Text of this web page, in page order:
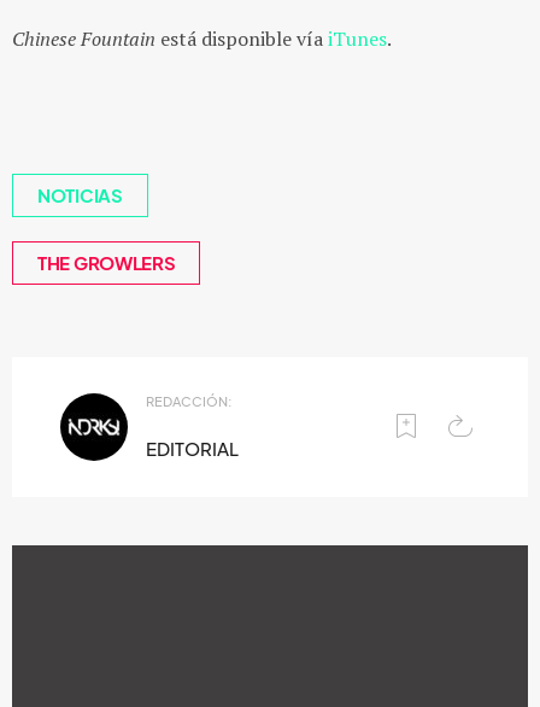
Chinese Fountain está disponible víaiTunes.
NOTICIAS
THE GROWLERS
REDACCIÓN:
EDITORIAL